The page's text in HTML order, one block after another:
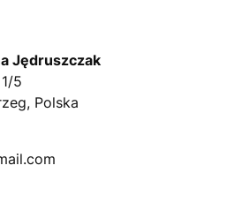
Jędruszczak
5
Polska